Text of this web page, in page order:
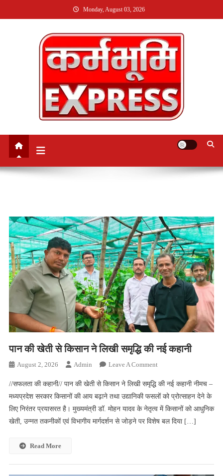
to
Monday, August 03, 2026
Karmabhumi Express
पान की खेती से किसान ने लिखी समृद्धि की नई कहानी
August 2, 2026 Admin Leave A CommentOn
की
खेती
से
किसान
//सफलता की कहानी// पान की खेती से किसान ने लिखी समृद्धि की नई कहानी नीमच –
मध्यप्रदेश सरकार किसानों की आय बढ़ाने तथा उद्यानिकी फसलों को प्रोत्साहन देने के
लिए निरंतर प्रयासरत है। मुख्यमंत्री डॉ. मोहन यादव के नेतृत्व में किसानों को आधुनिक
खेती, उन्नत तकनीकों एवं विभागीय मार्गदर्शन से जोड़ने पर विशेष बल दिया […]
Read More